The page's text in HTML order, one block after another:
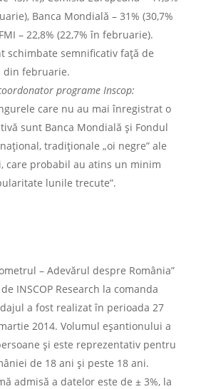
Banca Mondială – 31% (30,7%
– 22,8% (22,7% în februarie).
schimbate semnificativ faţă de
din februarie.
programe Inscop:
care nu au mai înregistrat o
sunt Banca Mondială și Fondul
tradiționale „oi negre” ale
care probabil au atins un minim
lunile trecute”.
– Adevărul despre România”
INSCOP Research la comanda
a fost realizat în perioada 27
2014. Volumul eșantionului a
și este reprezentativ pentru
de 18 ani și peste 18 ani.
admisă a datelor este de ± 3%, la